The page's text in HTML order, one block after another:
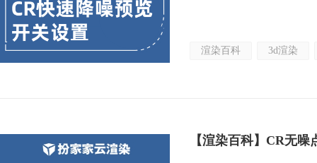
渲染百科 3d渲染
【渲染百科】CR无